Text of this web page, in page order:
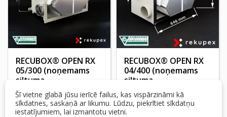
RECUBOX® OPEN RX
05/300 (noņemams
siltuma
rekuperators...
593,50 $
RECUBOX® OPEN RX
04/400 (noņemams
siltuma
rekuperators...
607,63 $
Šī vietne glabā jūsu ierīcē failus, kas vispārzināmi kā
sīkdatnes, saskaņā ar likumu. Lūdzu, piekrītiet sīkdatņu
iestatījumiem, lai izmantotu vietni.